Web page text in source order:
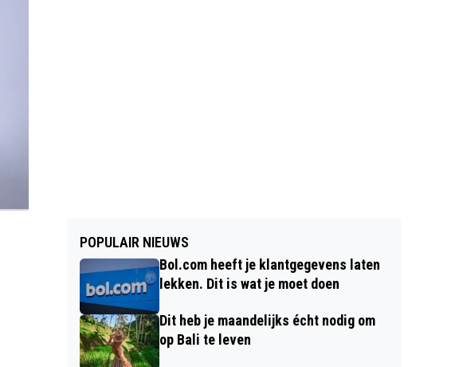
POPULAIR NIEUWS
Bol.com heeft je klantgegevens laten
lekken. Dit is wat je moet doen
Dit heb je maandelijks écht nodig om
op Bali te leven